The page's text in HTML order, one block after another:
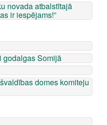
novada atbalstītajā
ir iespējams!”
godalgas Somijā
domes komiteju